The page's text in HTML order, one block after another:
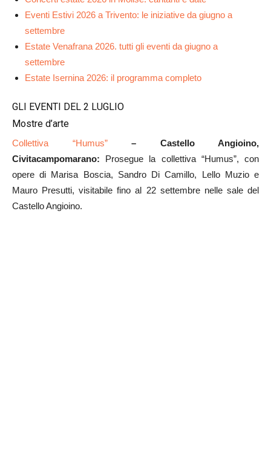
Eventi Estivi 2026 a Trivento: le iniziative da giugno a
settembre
Estate Venafrana 2026. tutti gli eventi da giugno a
settembre
Estate Isernina 2026: il programma completo
GLI EVENTI DEL 2 LUGLIO
Mostre d’arte
Collettiva “Humus”– Castello Angioino,
Civitacampomarano: Prosegue la collettiva “Humus”, con
opere di Marisa Boscia, Sandro Di Camillo, Lello Muzio e
Mauro Presutti, visitabile fino al 22 settembre nelle sale del
Castello Angioino.